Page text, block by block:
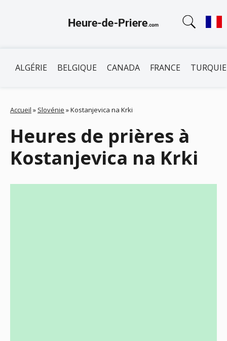
ALGÉRIE BELGIQUE CANADA FRANCE TURQUIE
Accueil » Slovénie »Kostanjevica na Krki
Heures de prières à
Kostanjevica na Krki